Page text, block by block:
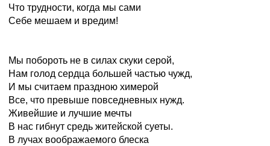
Что трудности, когда мы сами
Себе мешаем и вредим!
Мы побороть не в силах скуки серой,
Нам голод сердца большей частью чужд,
И мы считаем праздною химерой
Все, что превыше повседневных нужд.
Живейшие и лучшие мечты
В нас гибнут средь житейской суеты.
В лучах воображаемого блеска